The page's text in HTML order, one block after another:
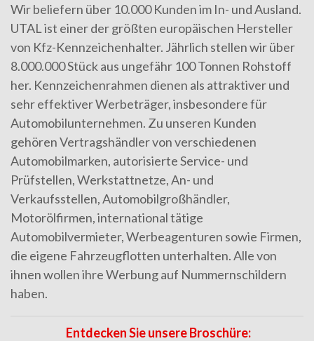
Wir beliefern über 10.000 Kunden im In- und Ausland.
UTAL ist einer der größten europäischen Hersteller
von Kfz-Kennzeichenhalter. Jährlich stellen wir über
8.000.000 Stück aus ungefähr 100 Tonnen Rohstoff
her. Kennzeichenrahmen dienen als attraktiver und
sehr effektiver Werbeträger, insbesondere für
Automobilunternehmen. Zu unseren Kunden
gehören Vertragshändler von verschiedenen
Automobilmarken, autorisierte Service- und
Prüfstellen, Werkstattnetze, An- und
Verkaufsstellen, Automobilgroßhändler,
Motorölfirmen, international tätige
Automobilvermieter, Werbeagenturen sowie Firmen,
die eigene Fahrzeugflotten unterhalten. Alle von
ihnen wollen ihre Werbung auf Nummernschildern
haben.
Entdecken Sie unsere Broschüre: